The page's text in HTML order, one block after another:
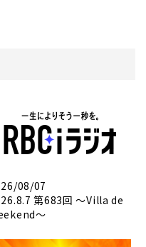
08/07
第683回 ～Villa de
～